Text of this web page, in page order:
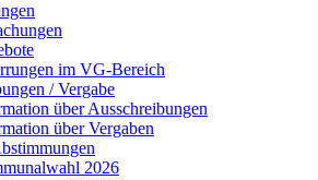
im VG-Bereich
/ Vergabe
über Ausschreibungen
über Vergaben
2026